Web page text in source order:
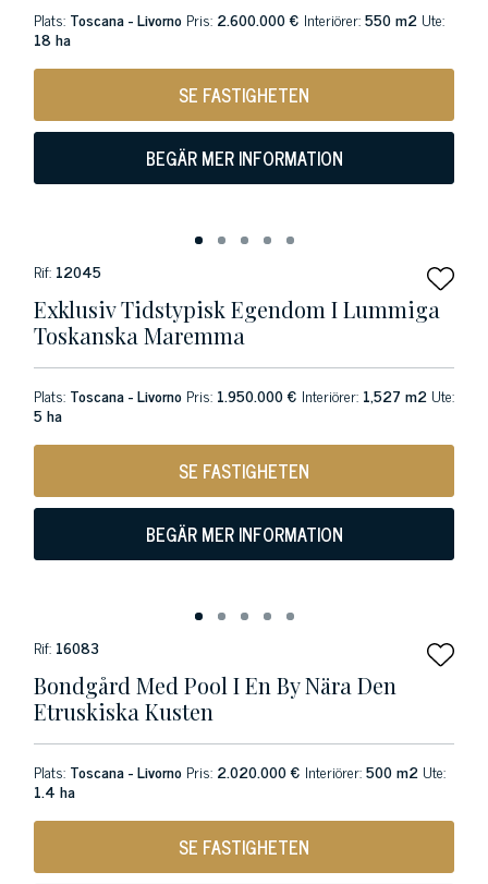
Plats: Toscana - Livorno Pris: 2.600.000 € Interiörer:550 m2 Ute:
18 ha
SE FASTIGHETEN
BEGÄR MER INFORMATION
Rif: 12045
Exklusiv Tidstypisk Egendom I Lummiga
Toskanska Maremma
Plats: Toscana - Livorno Pris: 1.950.000 € Interiörer: 1,527 m2 Ute:
5 ha
SE FASTIGHETEN
BEGÄR MER INFORMATION
Rif: 16083
Bondgård Med Pool I En By Nära Den
Etruskiska Kusten
Plats: Toscana - Livorno Pris: 2.020.000 € Interiörer:500 m2 Ute:
1.4 ha
SE FASTIGHETEN